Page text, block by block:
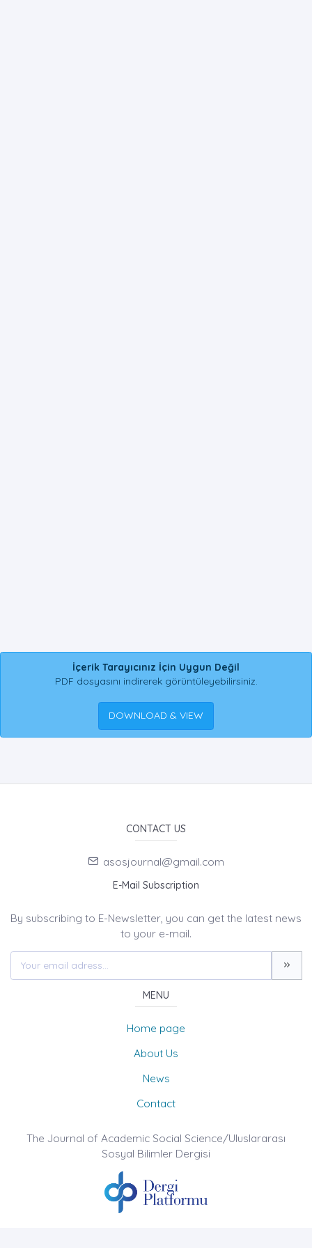
İçerik Tarayıcınız İçin Uygun Değil
PDF dosyasını indirerek görüntüleyebilirsiniz.
DOWNLOAD & VIEW
CONTACT US
asosjournal@gmail.com
E-Mail Subscription
By subscribing to E-Newsletter, you can get the latest news
to your e-mail.
MENU
Home page
About Us
News
Contact
The Journal of Academic Social Science/Uluslararası
Sosyal Bilimler Dergisi